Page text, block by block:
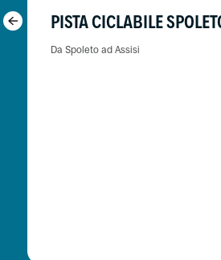
PISTA CICLABILE
Da Spoleto ad Assisi